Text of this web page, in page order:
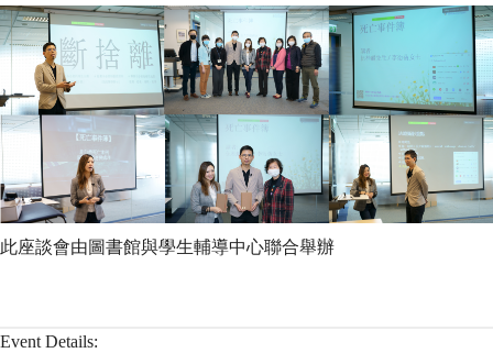
此座談會由圖書館與學生輔導中心聯合舉辦
Event Details: